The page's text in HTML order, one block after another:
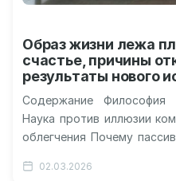
Образ жизни лежа
счастье, причины
результаты нового
Содержание Философия
Наука против иллюзии
облегчения Почему
интернет…
02.03.2026